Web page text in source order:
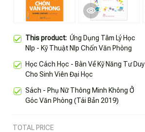
This product: Ứng Dụng Tâm Lý Học
Nlp - Kỹ Thuật Nlp Chốn Văn Phòng
Học Cách Học - Bàn Về Kỹ Năng Tư Duy
Cho Sinh Viên Đại Học
Sách - Phụ Nữ Thông Minh Không Ở
Góc Văn Phòng (Tái Bản 2019)
TOTAL PRICE